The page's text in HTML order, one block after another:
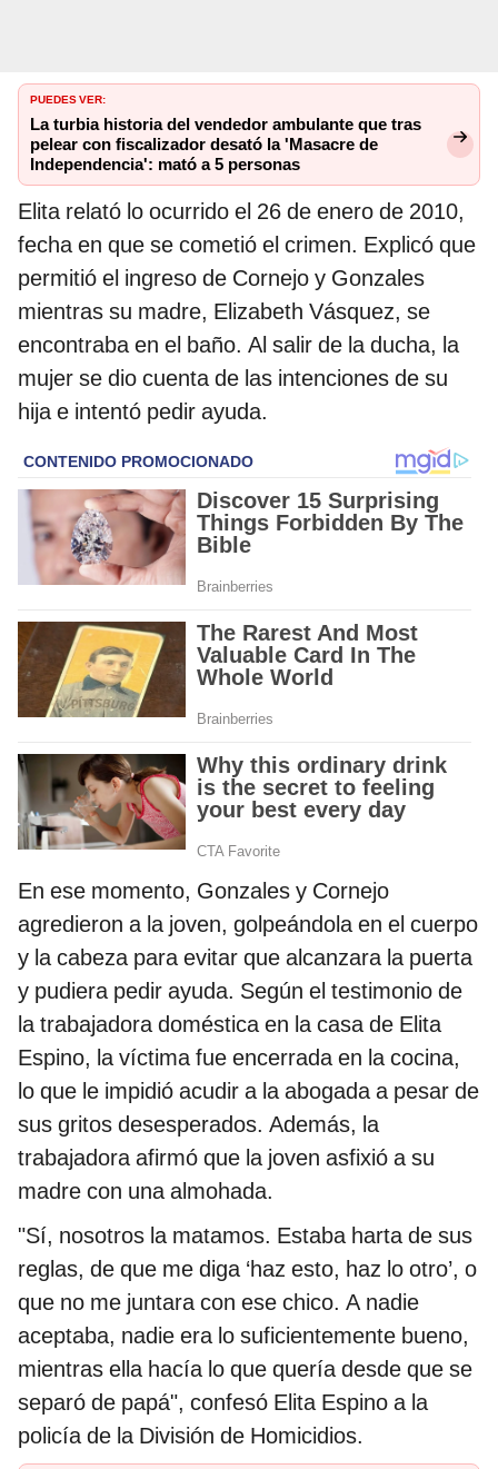
PUEDES VER:
La turbia historia del vendedor ambulante que tras
pelear con fiscalizador desató la 'Masacre de
Independencia': mató a 5 personas
Elita relató lo ocurrido el 26 de enero de 2010,
fecha en que se cometió el crimen. Explicó que
permitió el ingreso de Cornejo y Gonzales
mientras su madre, Elizabeth Vásquez, se
encontraba en el baño. Al salir de la ducha, la
mujer se dio cuenta de las intenciones de su
hija e intentó pedir ayuda.
En ese momento, Gonzales y Cornejo
agredieron a la joven, golpeándola en el cuerpo
y la cabeza para evitar que alcanzara la puerta
y pudiera pedir ayuda. Según el testimonio de
la trabajadora doméstica en la casa de Elita
Espino, la víctima fue encerrada en la cocina,
lo que le impidió acudir a la abogada a pesar de
sus gritos desesperados. Además, la
trabajadora afirmó que la joven asfixió a su
madre con una almohada.
"Sí, nosotros la matamos. Estaba harta de sus
reglas, de que me diga ‘haz esto, haz lo otro’, o
que no me juntara con ese chico. A nadie
aceptaba, nadie era lo suficientemente bueno,
mientras ella hacía lo que quería desde que se
separó de papá", confesó Elita Espino a la
policía de la División de Homicidios.